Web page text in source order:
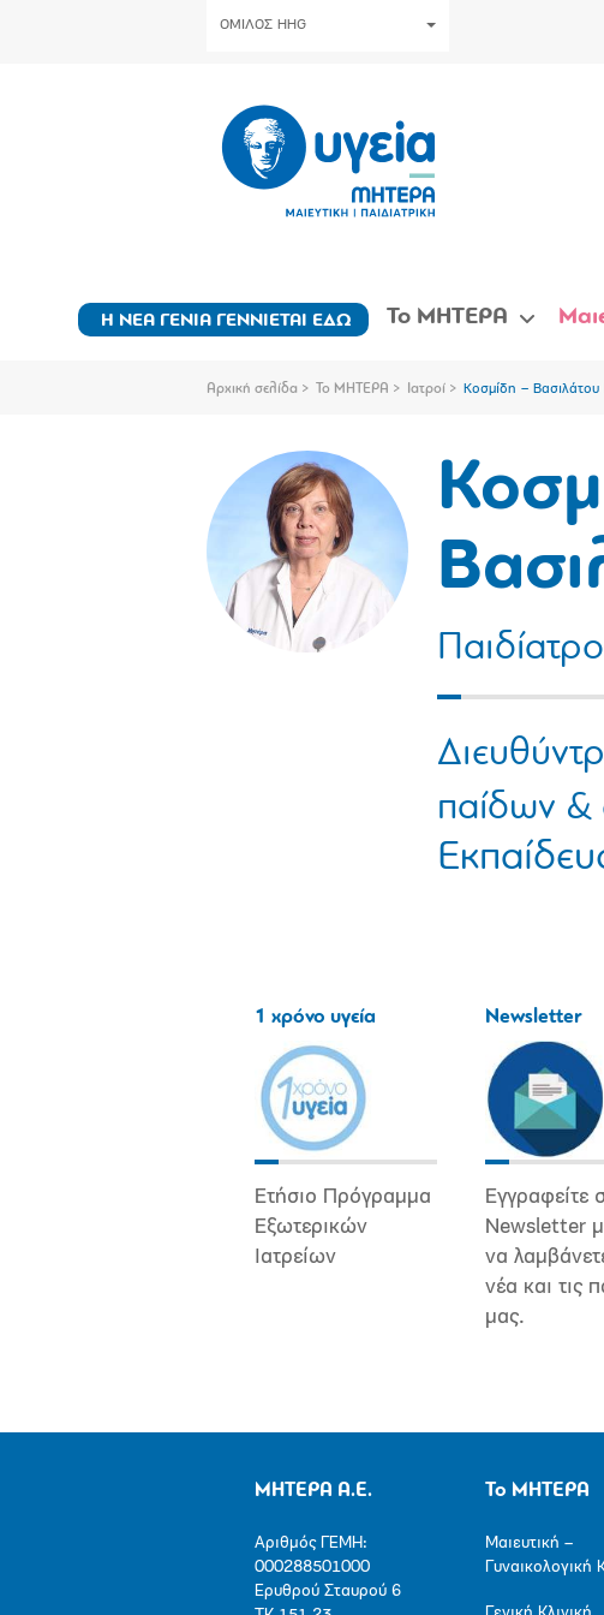
ΟΜΙΛΟΣ HHG
Η ΝΕΑ ΓΕΝΙΑ ΓΕΝΝΙΕΤΑΙ ΕΔΩ Το ΜΗΤΕΡΑ
Αρχική σελίδα Το ΜΗΤΕΡΑ Ιατροί Κοσμίδη – Βασιλάτου
παίδων
1 χρόνο υγεία
Ετήσιο Πρόγραμμα
Εξωτερικών
Ιατρείων
Newsletter
Εγγραφείτε
Newsletter
να
νέα και τις
μας.
ΜΗΤΕΡΑ Α.Ε.
Αριθμός ΓΕΜΗ:
000288501000
Ερυθρού Σταυρού 6
Το ΜΗΤΕΡΑ
Μαιευτική –
Γυναικολογική